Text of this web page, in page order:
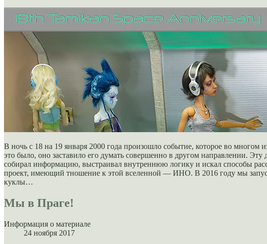
В ночь с 18 на 19 января 2000 года произошло событие, которое во многом
это было, оно заставило его думать совершенно в другом направлении.
собирал информацию, выстраивал внутреннюю логику и искал способы
проект, имеющий тношение к этой вселенной — ИНО. В 2016 году мы
куклы…
Мы в Праге!
Информация о материале
24 ноября 2017